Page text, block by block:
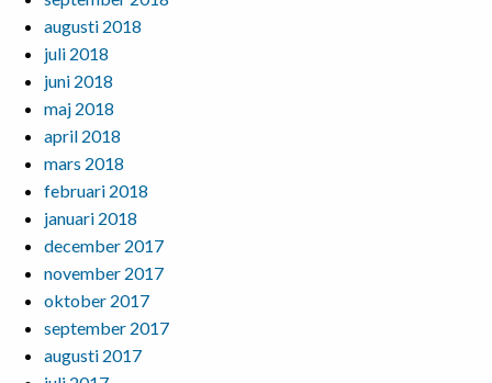
augusti 2018
juli 2018
juni 2018
maj 2018
april 2018
mars 2018
februari 2018
januari 2018
december 2017
november 2017
oktober 2017
september 2017
augusti 2017